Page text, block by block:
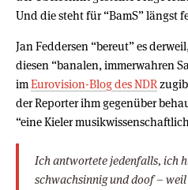
Und die steht für “BamS” längst
Jan Feddersen “bereut” es
diesen “banalen, immerwahren
imEurovision-Blog des NDR
der Reporter ihm gegenüber
“eine Kieler
Ich antwortete jedenfalls, ich
schwachsinnig und doof –